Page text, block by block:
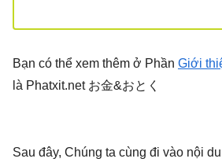
Bạn có thể xem thêm ở Phần Giới
là Phatxit.net お金&おとく
Sau đây, Chúng ta cùng đi vào nội